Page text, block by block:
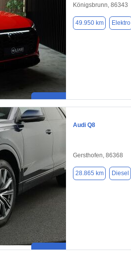
Königsbrunn, 86343
49.950 km Elektro
Audi Q8
Gersthofen, 86368
28.865 km Diesel